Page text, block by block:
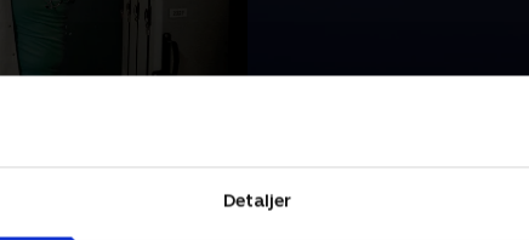
Detaljer
når de indberetter